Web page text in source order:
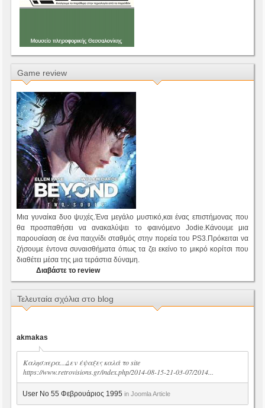
Game review
Μια γυναίκα δυο ψυχές.Ένα μεγάλο μυστικό,και ένας επιστήμονας που
θα προσπαθήσει να ανακαλύψει το φαινόμενο Jodie.Κάνουμε μια
παρουσίαση σε ένα παιχνίδι σταθμός στην πορεία του PS3.Πρόκειται να
ζήσουμε έντονα συναισθήματα όπως τα ζει εκείνο το μικρό κορίτσι που
διαθέτει μέσα της μια τεράστια δύναμη.
Διαβάστε το review
Τελευταία σχόλια στο blog
akmakas
Καλησπερα...Δεν έψαξες καλά το site
https://www.retrovisions.gr/index.php/2014-08-15-21-03-07/2014...
User No 55 Φεβρουάριος 1995 in Joomla Article